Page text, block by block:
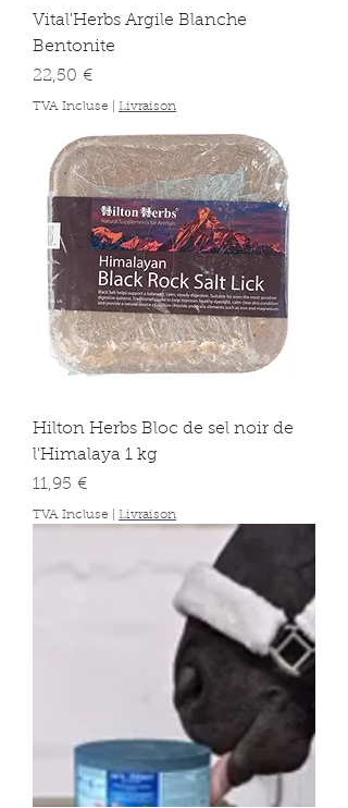
Vital'Herbs Argile Blanche
Bentonite
Prix
22,50 €
TVA Incluse Livraison
Hilton Herbs Bloc de sel noir de
l'Himalaya 1 kg
Prix
11,95 €
TVA Incluse Livraison